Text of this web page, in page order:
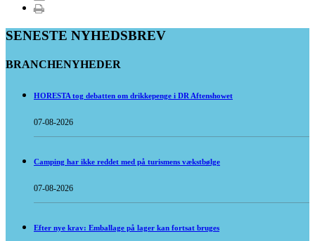
SENESTE NYHEDSBREV
BRANCHENYHEDER
HORESTA tog debatten om drikkepenge i DR Aftenshowet
07-08-2026
Camping har ikke reddet med på turismens vækstbølge
07-08-2026
Efter nye krav: Emballage på lager kan fortsat bruges